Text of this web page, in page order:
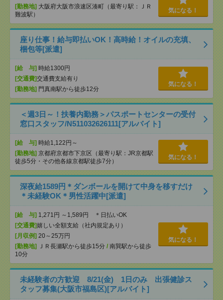
[勤務地] 大阪府大阪市浪速区湊町（最寄り駅：ＪＲ
難波駅）
気になる！
座り仕事！給与即払いOK！高時給！オイルの充填、
梱包等[派遣]
[給 与] 時給1300円
[交通費]交通費支給有り
[勤務地] 門真南駅から徒歩12分
気になる！
＜週3日～！扶養内勤務＞パスポートセンターの受付
窓口スタッフ/N511032626111[アルバイト]
[給 与] 時給1,122円～
[勤務地] 京都府京都市下京区（最寄り駅：JR京都駅
徒歩5分・その他各線京都駅徒歩7分）
気になる！
深夜給1589円＊ダンボールを開けて中身を移すだけ
＊未経験OK＊男性活躍中[派遣]
[給 与] 1,271円 ～1,589円 ＊日払いOK
[交通費]嬉しい全額支給（社内規定あり）
[月収例] 20～25万円
[勤務地]
ＪＲ長瀬駅から徒歩15分 / 南巽駅から徒歩
10分
気になる！
未経験者の方歓迎 8/21(金) 1日のみ 出張健診ス
タッフ募集(大阪市福島区)[アルバイト]